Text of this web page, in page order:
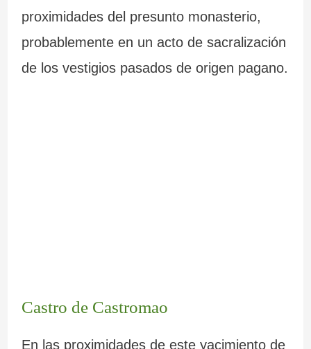
proximidades del presunto monasterio,
probablemente en un acto de sacralización
de los vestigios pasados de origen pagano.
Castro de Castromao
En las proximidades de este yacimiento de